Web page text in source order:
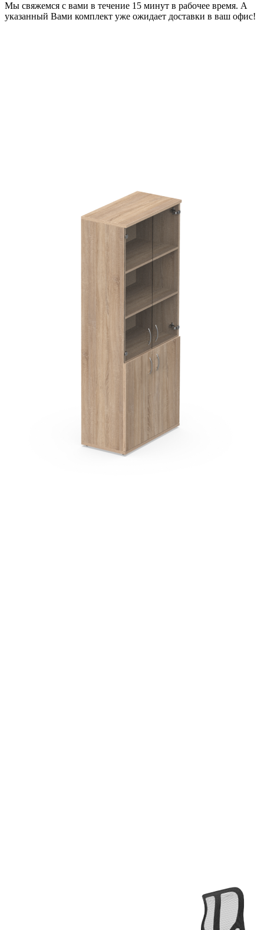
Мы свяжемся с вами в течение 15 минут в рабочее время. А
указанный Вами комплект уже ожидает доставки в ваш офис!